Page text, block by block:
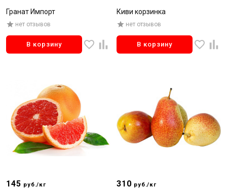
Гранат Импорт
нет отзывов
В корзину
Киви корзинка
нет отзывов
В корзину
145 руб./кг 310 руб./кг